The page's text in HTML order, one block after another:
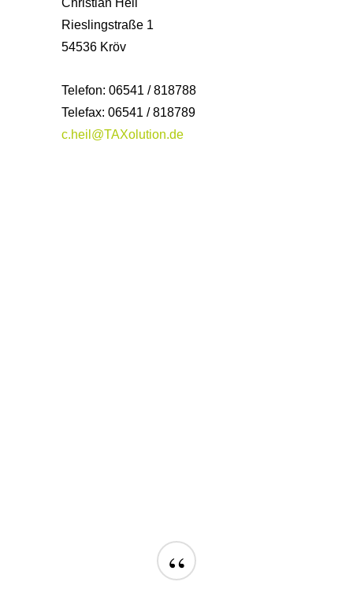
Christian Heil
Rieslingstraße 1
54536 Kröv
Telefon: 06541 / 818788
Telefax: 06541 / 818789
c.heil@TAXolution.de
“